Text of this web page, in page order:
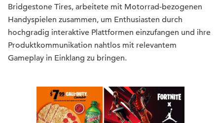
Bridgestone Tires, arbeitete mit Motorrad-bezogenen
Handyspielen zusammen, um Enthusiasten durch
hochgradig interaktive Plattformen einzufangen und ihre
Produktkommunikation nahtlos mit relevantem
Gameplay in Einklang zu bringen.